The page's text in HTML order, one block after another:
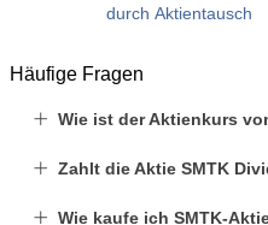
durch Aktientausch
Häufige Fragen
Wie ist der Aktienkurs
Zahlt die Aktie SMTK
Wie kaufe ich SMTK-